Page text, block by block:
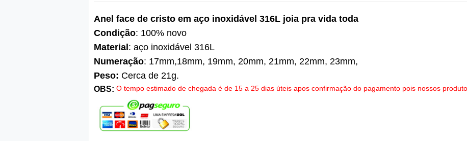
Anel face de cristo em aço inoxidável 316L joia pra vida toda
Condição: 100% novo
Material : aço inoxidável 316L
Numeração: 17mm,18mm, 19mm, 20mm, 21mm, 22mm, 23mm,
Peso: Cerca de 21g.
OBS: O tempo estimado de chegada é de 15 a 25 dias úteis apos confirmação do pagamento pois nossos